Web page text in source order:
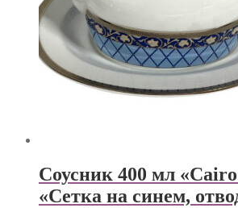
Соусник 400 мл
«Сетка на синем,